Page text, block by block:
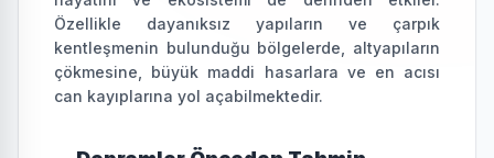
Özellikle dayanıksız yapıların ve çarpık
kentleşmenin bulunduğu bölgelerde, altyapıların
çökmesine, büyük maddi hasarlara ve en acısı
can kayıplarına yol açabilmektedir.